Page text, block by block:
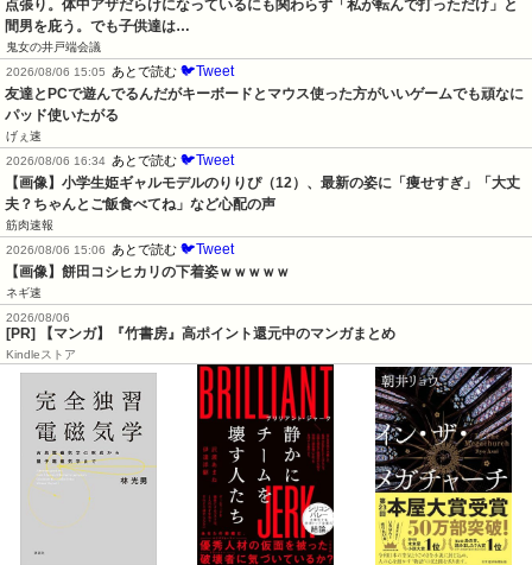
点張り。体中アザだらけになっているにも関わらず「私が転んで打っただけ」と
間男を庇う。でも子供達は…
鬼女の井戸端会議
2026/08/06 15:05
あとで読む 🐦Tweet
友達とPCで遊んでるんだがキーボードとマウス使った方がいいゲームでも頑なに
パッド使いたがる
げぇ速
2026/08/06 16:34 あとで読む 🐦Tweet
【画像】小学生姫ギャルモデルのりりぴ（12）、最新の姿に「痩せすぎ」「大丈
夫？ちゃんとご飯食べてね」など心配の声
筋肉速報
2026/08/06 15:06
あとで読む 🐦Tweet
【画像】餅田コシヒカリの下着姿ｗｗｗｗｗ
ネギ速
2026/08/06
[PR] 【マンガ】『竹書房』高ポイント還元中のマンガまとめ
Kindleストア